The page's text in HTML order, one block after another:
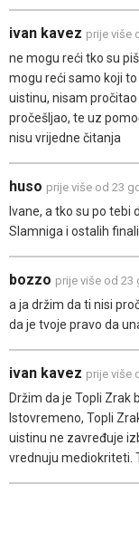
ivan kavez prije više
ne mogu reći tko su
mogu reći samo koji to
uistinu, nisam
pročešljao, te uz
nisu vrijedne čitanja
huso prije više od 23
Ivane, a tko su po tebi
Slamniga i ostalih
bozzo prije više od 23
a ja držim da ti nisi
da je tvoje pravo da
ivan kavez prije više
Držim da je Topli Zrak
Istovremeno, Topli
uistinu ne zavređuje
vrednuju mediokriteti.